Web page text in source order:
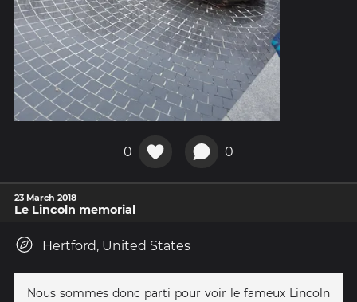
0 0
23 March 2018
Le Lincoln memorial
Hertford, United States
Nous sommes donc parti pour voir le fameux Lincoln